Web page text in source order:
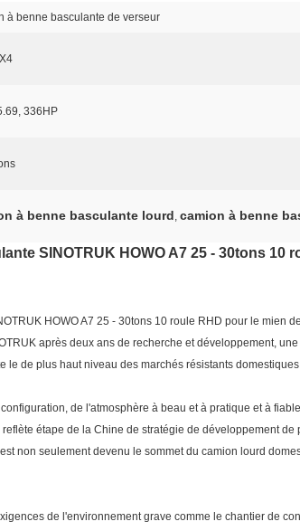
à benne basculante de verseur
336HP
à benne basculante lourd, camion à benne
SINOTRUK HOWO A7 25 - 30tons 10
HOWO A7 25 - 30tons 10 roule RHD pour le mien
après deux ans de recherche et développement,
le de plus haut niveau des marchés résistants
de l'atmosphère à beau et à pratique et à
étape de la Chine de stratégie de développement
non seulement devenu le sommet du camion lourd
de l'environnement grave comme le chantier de